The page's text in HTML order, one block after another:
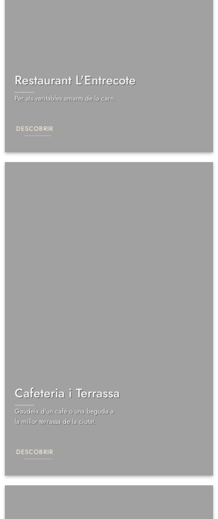
Restaurant L'Entrecote
Per als veritables amants de la carn.
DESCOBRIR
Cafeteria i Terrassa
Gaudeix d'un cafè o una beguda a
la millor terrassa de la ciutat.
DESCOBRIR